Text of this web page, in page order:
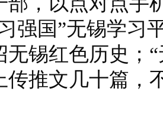
强国”无锡学习
无锡红色历史；
传推文几十篇，